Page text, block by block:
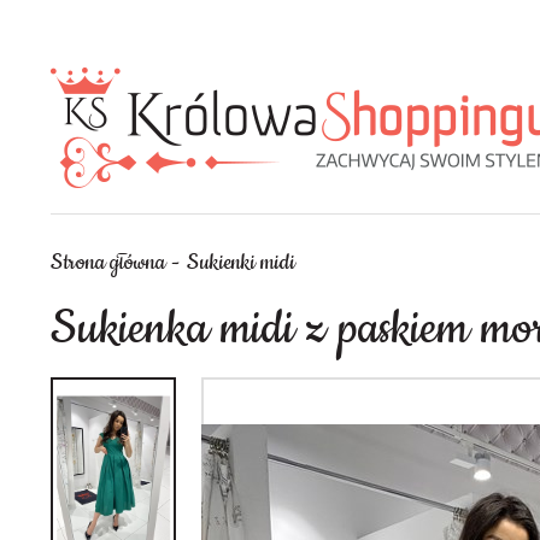
Strona główna Sukienki midi
Sukienka midi z paskiem